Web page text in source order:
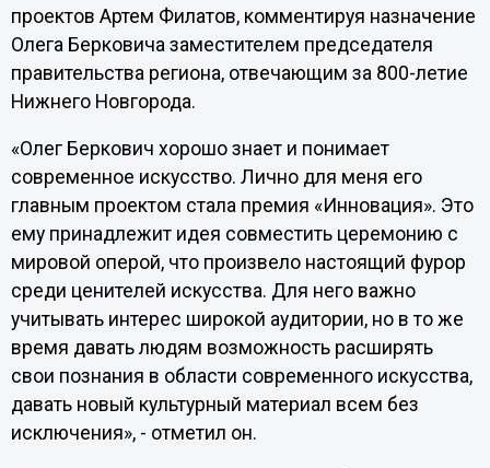
проектов Артем Филатов, комментируя назначение
Олега Берковича заместителем председателя
правительства региона, отвечающим за 800-летие
Нижнего Новгорода.
«Олег Беркович хорошо знает и понимает
современное искусство. Лично для меня его
главным проектом стала премия «Инновация». Это
ему принадлежит идея совместить церемонию с
мировой оперой, что произвело настоящий фурор
среди ценителей искусства. Для него важно
учитывать интерес широкой аудитории, но в то же
время давать людям возможность расширять
свои познания в области современного искусства,
давать новый культурный материал всем без
исключения», - отметил он.